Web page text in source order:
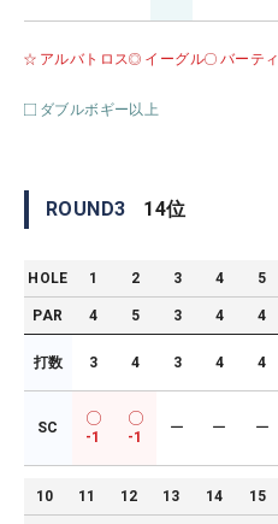
アルバトロス イーグル バーティ
ダブルボギー以上
ROUND3 14位
HOLE 1 2 3 4 5
PAR 4 5 3 4 4
打数 3 4 3 4 4
SC
-1 -1
ー ー ー
10 11 12 13 14 15